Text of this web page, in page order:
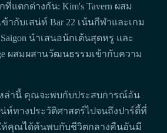
แตกต่างกัน: Kim's Tavern ผสม
ากับเสน่ห์ Bar 22 เน้นกีฬาและเกม
นำเสนอนักเต้นสุดหรู และ
ผสมผสานวัฒนธรรมเข้ากับความ
ล่านี้ คุณจะพบกับประสบการณ์อัน
ห์ทางประวัติศาสตร์ไปจนถึงปาร์ตี้ที่
ห้คุณได้ค้นพบกับชีวิตกลางคืนอันมี